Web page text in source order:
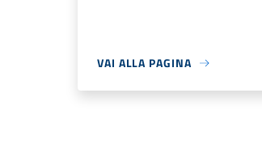
VAI ALLA PAGINA